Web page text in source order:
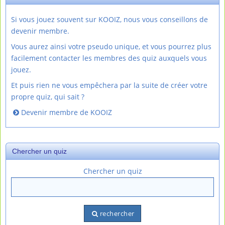
Si vous jouez souvent sur KOOIZ, nous vous conseillons de
devenir membre.
Vous aurez ainsi votre pseudo unique, et vous pourrez plus
facilement contacter les membres des quiz auxquels vous
jouez.
Et puis rien ne vous empêchera par la suite de créer votre
propre quiz, qui sait ?
Devenir membre de KOOIZ
Chercher un quiz
Chercher un quiz
rechercher